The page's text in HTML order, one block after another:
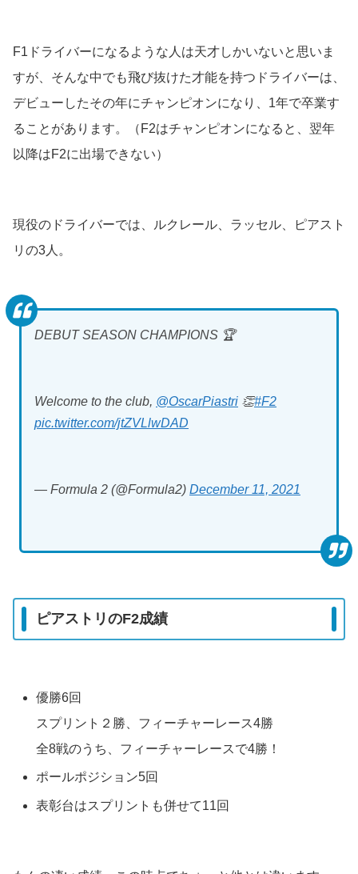
F1ドライバーになるような人は天才しかいないと思いま
すが、そんな中でも飛び抜けた才能を持つドライバーは、
デビューしたその年にチャンピオンになり、1年で卒業す
ることがあります。（F2はチャンピオンになると、翌年
以降はF2に出場できない）
現役のドライバーでは、ルクレール、ラッセル、ピアスト
リの3人。
DEBUT SEASON CHAMPIONS 🏆
Welcome to the club, @OscarPiastri 👏#F2
pic.twitter.com/jtZVLlwDAD
— Formula 2 (@Formula2) December 11, 2021
ピアストリのF2成績
優勝6回
スプリント２勝、フィーチャーレース4勝
全8戦のうち、フィーチャーレースで4勝！
ポールポジション5回
表彰台はスプリントも併せて11回